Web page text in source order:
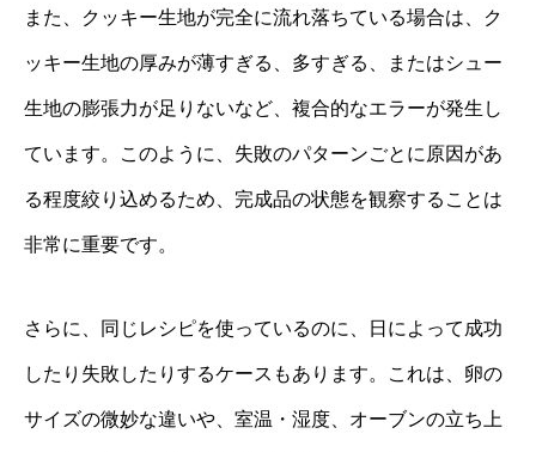
また、クッキー生地が完全に流れ落ちている場合は、ク
ッキー生地の厚みが薄すぎる、多すぎる、またはシュー
生地の膨張力が足りないなど、複合的なエラーが発生し
ています。このように、失敗のパターンごとに原因があ
る程度絞り込めるため、完成品の状態を観察することは
非常に重要です。
さらに、同じレシピを使っているのに、日によって成功
したり失敗したりするケースもあります。これは、卵の
サイズの微妙な違いや、室温・湿度、オーブンの立ち上